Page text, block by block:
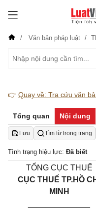
Văn bản pháp luật
👉 Quay về: Tra cứu văn
Tổng quan Nội dung
Lưu Tìm từ trong trang
Tình trạng hiệu lực: Đã biết
TỔNG CỤC THUẾ
CỤC THUẾ TP.HỒ
MINH